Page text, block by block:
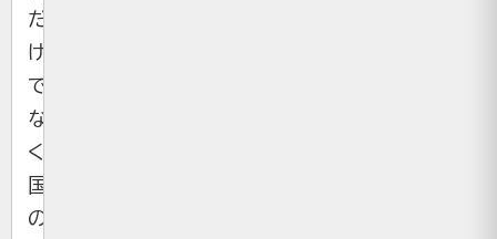
だ
け
で
な
く、
国
の